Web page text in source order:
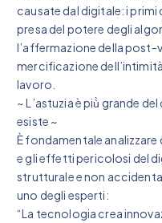
causate dal digitale: i
presa del potere degli
l’affermazione della post-
mercificazione
lavoro.
~ L’astuzia è più̀ grande
esiste ~
È fondamentale
e gli effetti pericolosi del
strutturale e non
uno degli esperti:
“La tecnologia crea